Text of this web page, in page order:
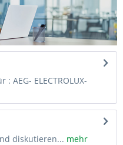
AEG- ELECTROLUX-
diskutieren... mehr